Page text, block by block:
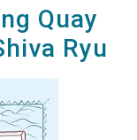
Quay
Ryu